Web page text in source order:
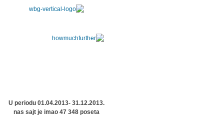
U periodu 01.04.2013- 31.12.2013.
nas sajt je imao 47 348 poseta